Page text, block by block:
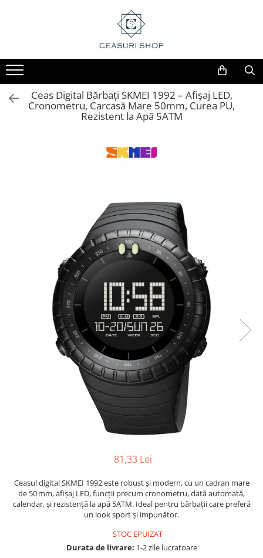
Ceas Digital Bărbați SKMEI 1992 – Afișaj LED,
Cronometru, Carcasă Mare 50mm, Curea PU,
Rezistent la Apă 5ATM
81,33 Lei
Ceasul digital SKMEI 1992 este robust și modern, cu un cadran mare
de 50 mm, afișaj LED, funcții precum cronometru, dată automată,
calendar, și rezistență la apă 5ATM. Ideal pentru bărbații care preferă
un look sport și impunător.
STOC EPUIZAT
Durata de livrare: 1-2 zile lucratoare